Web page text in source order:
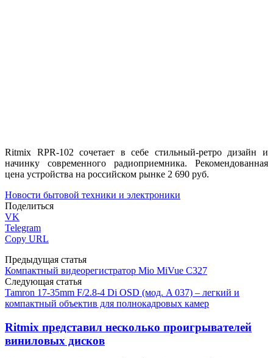
Ritmix RPR-102 сочетает в себе стильный-ретро дизайн и
начинку современного радиоприемника. Рекомендованная
цена устройства на российском рынке 2 690 руб.
Новости бытовой техники и электроники
Поделиться
VK
Telegram
Copy URL
Предыдущая статья
Компактный видеорегистратор Mio MiVue C327
Следующая статья
Tamron 17-35mm F/2.8-4 Di OSD (мод. A 037) – легкий и
компактный объектив для полнокадровых камер
Ritmix представил несколько проигрывателей
виниловых дисков